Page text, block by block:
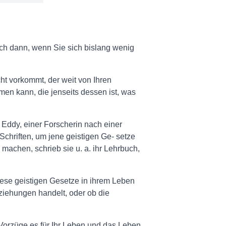
dann, wenn Sie sich bislang wenig
vorkommt, der weit von Ihren
kann, die jenseits dessen ist, was
einer Forscherin nach einer
um jene geistigen Ge- setze
schrieb sie u. a. ihr Lehrbuch,
geistigen Gesetze in ihrem Leben
handelt, oder ob die